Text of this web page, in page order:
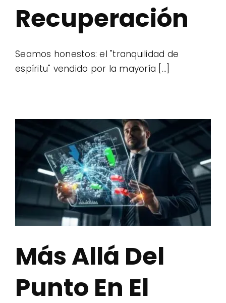
Recuperación
Seamos honestos: el "tranquilidad de
espíritu" vendido por la mayoría [...]
Más Allá Del
Punto En El